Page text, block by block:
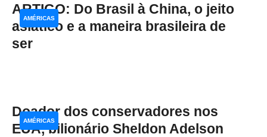
ARTIGO: Do Brasil à China, o jeito
asiático e a maneira brasileira de
ser
AMÉRICAS
Doador dos conservadores nos
EUA, bilionário Sheldon Adelson
AMÉRICAS